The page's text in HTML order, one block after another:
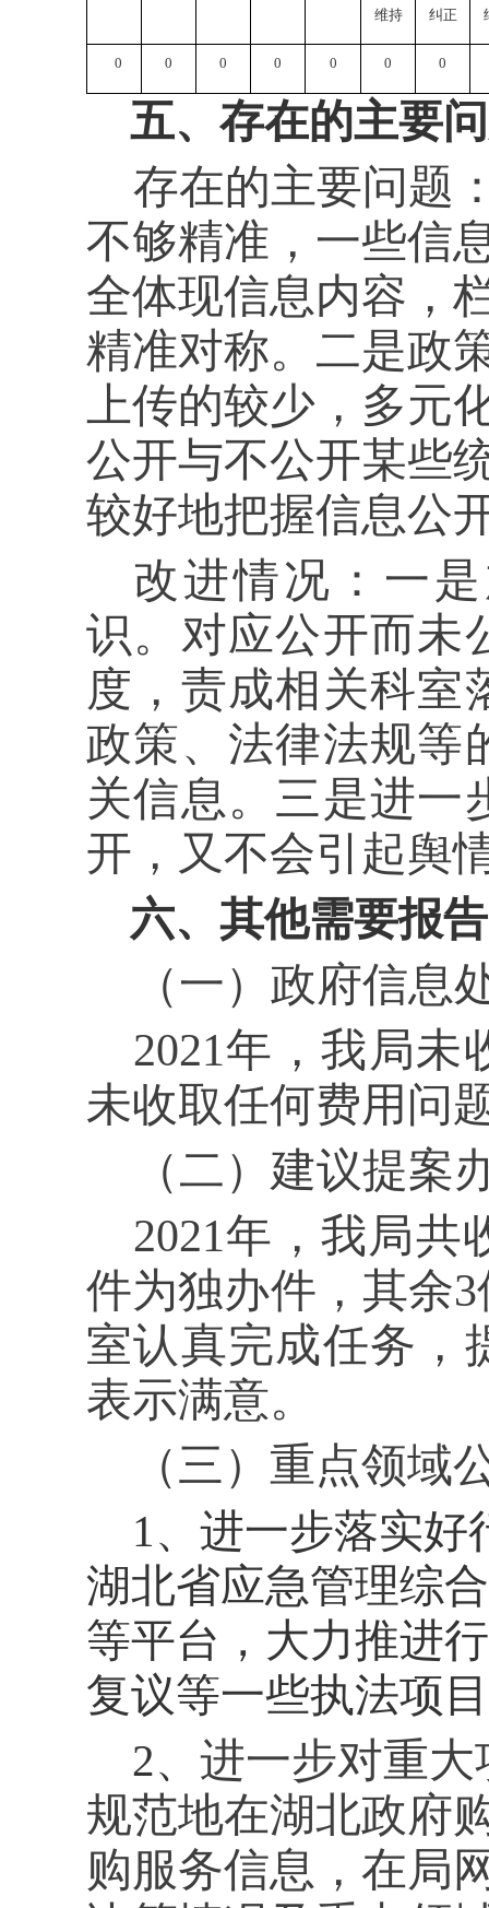
维持 纠正
0 0 0 0 0 0 0
五、 存在的主要
存在的主要问题
不够精准，一些信
全体现信息内容，
精准对称。二是政
上传的较少，多元
公开与不公开某些
较好地把握信息公
改进情况：一
识。 对应公开而未
度，责成相关科室
政策、法律法规等
关信息。三是进一
开，又不会引起舆
六、其他需要报
（一）政府信息
2021年，我局未
未收取任何费用问
（二）建议提案
2021年，我局共
件为独办件，其余
室认真完成任务，
表示满意。
（三）重点领域
1、进一步落实好
湖北省应急管理综
等平台，大力推进
复议等一些执法项
2、 进一步对重
规范地在湖北政府
购服务信息，在局